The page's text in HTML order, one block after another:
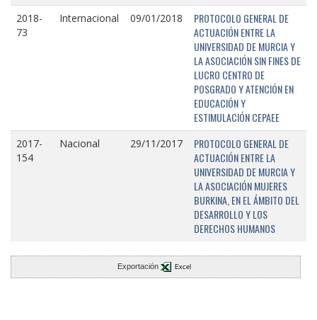
2018-
73
Internacional 09/01/2018
PROTOCOLO GENERAL DE
ACTUACIÓN ENTRE LA
UNIVERSIDAD DE MURCIA Y
LA ASOCIACIÓN SIN FINES DE
LUCRO CENTRO DE
POSGRADO Y ATENCIÓN EN
EDUCACIÓN Y
ESTIMULACIÓN CEPAEE
2017-
154
Nacional 29/11/2017
PROTOCOLO GENERAL DE
ACTUACIÓN ENTRE LA
UNIVERSIDAD DE MURCIA Y
LA ASOCIACIÓN MUJERES
BURKINA, EN EL ÁMBITO DEL
DESARROLLO Y LOS
DERECHOS HUMANOS
Exportación Excel